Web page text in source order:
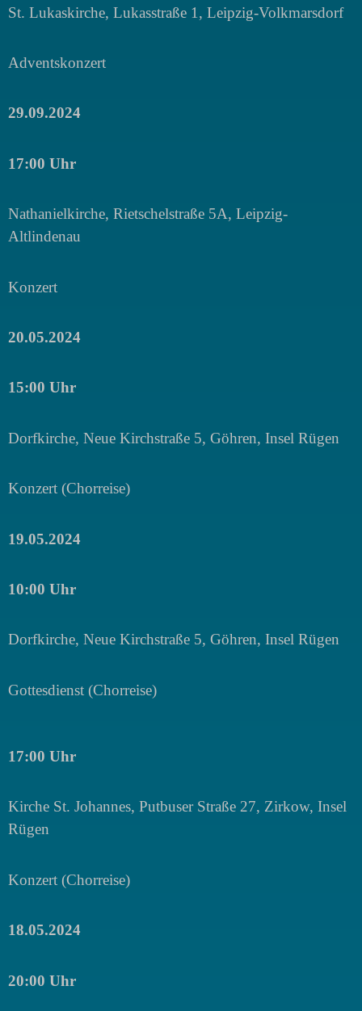
St. Lukaskirche, Lukasstraße 1, Leipzig-Volkmarsdorf
Adventskonzert
29.09.2024
17:00 Uhr
Nathanielkirche, Rietschelstraße 5A, Leipzig-
Altlindenau
Konzert
20.05.2024
15:00 Uhr
Dorfkirche, Neue Kirchstraße 5, Göhren, Insel Rügen
Konzert (Chorreise)
19.05.2024
10:00 Uhr
Dorfkirche, Neue Kirchstraße 5, Göhren, Insel Rügen
Gottesdienst (Chorreise)
17:00 Uhr
Kirche St. Johannes, Putbuser Straße 27, Zirkow, Insel
Rügen
Konzert (Chorreise)
18.05.2024
20:00 Uhr